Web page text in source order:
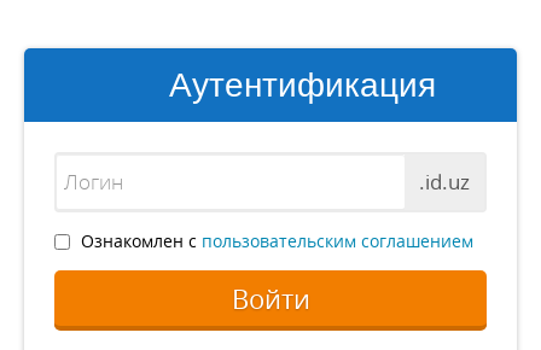
Аутентификация
.id.uz
Ознакомлен с пользовательским соглашением
Войти